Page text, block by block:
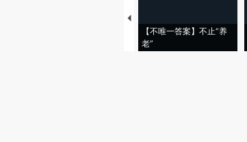
【不唯一答案】不止“养
老”